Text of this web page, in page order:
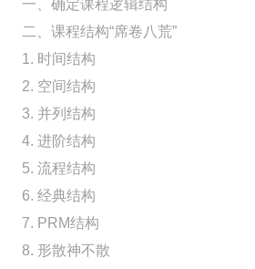
一、确定课程逻辑结构
二、课程结构“席卷八荒”
1. 时间结构
2. 空间结构
3. 并列结构
4. 进阶结构
5. 流程结构
6. 经典结构
7. PRM结构
8. 形散神不散